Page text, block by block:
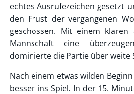
echtes Ausrufezeichen gesetzt
den Frust der vergangenen
geschossen. Mit einem klaren
Mannschaft eine
dominierte die Partie über weite
Nach einem etwas wilden
besser ins Spiel. In der 15.